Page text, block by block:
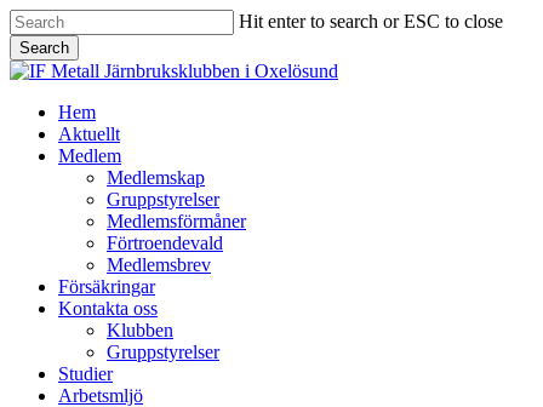
Skip
to
main
content
Hit enter to search or ESC to close
Search
Close
Menu
Hem
Aktuellt
Medlem
Medlemskap
Gruppstyrelser
Medlemsförmåner
Förtroendevald
Medlemsbrev
Försäkringar
Kontakta oss
Klubben
Gruppstyrelser
Studier
Arbetsmljö